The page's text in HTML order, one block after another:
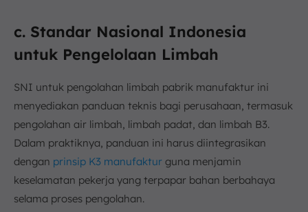
c. Standar Nasional Indonesia
untuk Pengelolaan Limbah
SNI untuk pengolahan limbah pabrik manufaktur ini
menyediakan panduan teknis bagi perusahaan, termasuk
pengolahan air limbah, limbah padat, dan limbah B3.
Dalam praktiknya, panduan ini harus diintegrasikan
dengan prinsip K3 manufaktur guna menjamin
keselamatan pekerja yang terpapar bahan berbahaya
selama proses pengolahan.